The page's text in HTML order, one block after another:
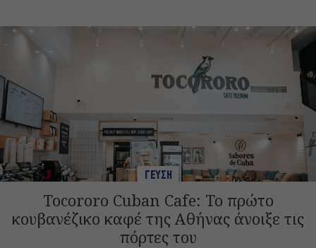
ΓΕΥΣΗ
Tocororo Cuban Cafe: Το πρώτο
κουβανέζικο καφέ της Αθήνας άνοιξε τις
πόρτες του